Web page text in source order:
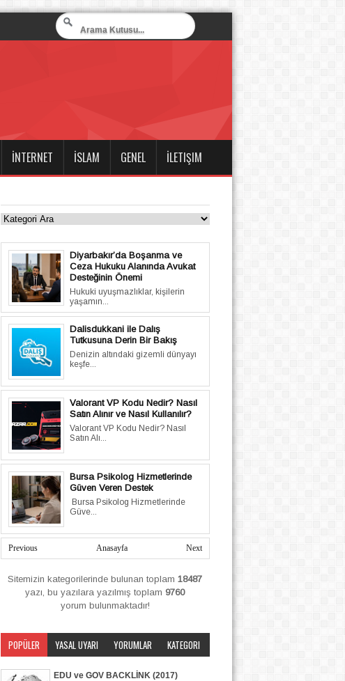
İNTERNET İSLAM GENEL İLETIŞIM
Diyarbakır’da Boşanma ve
Ceza Hukuku Alanında Avukat
Desteğinin Önemi
Hukuki uyuşmazlıklar, kişilerin
yaşamın...
Dalisdukkani ile Dalış
Tutkusuna Derin Bir Bakış
Denizin altındaki gizemli dünyayı
keşfe...
Valorant VP Kodu Nedir? Nasıl
Satın Alınır ve Nasıl Kullanılır?
Valorant VP Kodu Nedir? Nasıl
Satın Alı...
Bursa Psikolog Hizmetlerinde
Güven Veren Destek
Bursa Psikolog Hizmetlerinde
Güve...
Previous Next
Anasayfa
Sitemizin kategorilerinde bulunan toplam 18487
yazı, bu yazılara yazılmış toplam 9760
yorum bulunmaktadır!
POPÜLER YASAL UYARI YORUMLAR KATEGORI
EDU ve GOV BACKLİNK (2017)